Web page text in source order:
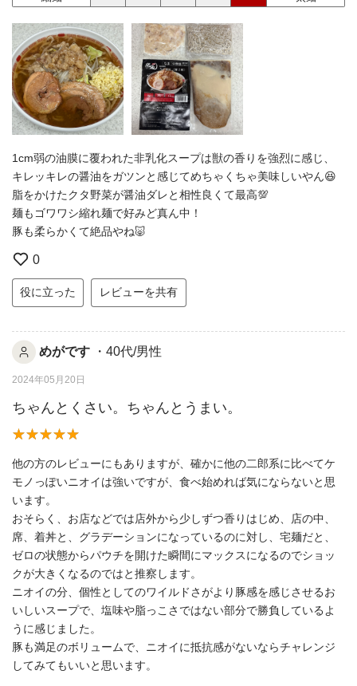
1cm弱の油膜に覆われた非乳化スープは獣の香りを強烈に感じ、
キレッキレの醤油をガツンと感じてめちゃくちゃ美味しいやん😆
脂をかけたクタ野菜が醤油ダレと相性良くて最高💯
麺もゴワワシ縮れ麺で好みど真ん中！
豚も柔らかくて絶品やね🐷
0
役に立った レビューを共有
めがです ・40代/男性
2024年05月20日
ちゃんとくさい。ちゃんとうまい。
他の方のレビューにもありますが、確かに他の二郎系に比べてケ
モノっぽいニオイは強いですが、食べ始めれば気にならないと思
います。
おそらく、お店などでは店外から少しずつ香りはじめ、店の中、
席、着丼と、グラデーションになっているのに対し、宅麺だと、
ゼロの状態からパウチを開けた瞬間にマックスになるのでショッ
クが大きくなるのではと推察します。
ニオイの分、個性としてのワイルドさがより豚感を感じさせるお
いしいスープで、塩味や脂っこさではない部分で勝負しているよ
うに感じました。
豚も満足のボリュームで、ニオイに抵抗感がないならチャレンジ
してみてもいいと思います。